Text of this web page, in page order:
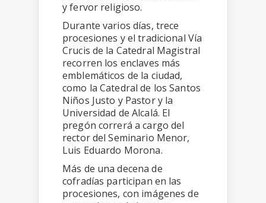
y fervor religioso.
Durante varios días, trece
procesiones y el tradicional Vía
Crucis de la Catedral Magistral
recorren los enclaves más
emblemáticos de la ciudad,
como la Catedral de los Santos
Niños Justo y Pastor y la
Universidad de Alcalá. El
pregón correrá a cargo del
rector del Seminario Menor,
Luis Eduardo Morona.
Más de una decena de
cofradías participan en las
procesiones, con imágenes de